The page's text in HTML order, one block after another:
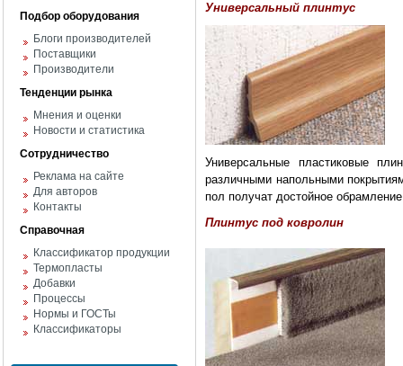
Подбор оборудования
Блоги производителей
Поставщики
Производители
Тенденции рынка
Мнения и оценки
Новости и статистика
Сотрудничество
Реклама на сайте
Для авторов
Контакты
Справочная
Классификатор продукции
Термопласты
Добавки
Процессы
Нормы и ГОСТы
Классификаторы
Универсальный плинтус
Универсальные пластиковые
различными напольными
пол получат достойное
Плинтус под ковролин